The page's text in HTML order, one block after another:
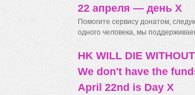
22 апреля — день X
Помогите сервису донатом,
одного человека, мы
HK WILL DIE
We don't have the
April 22nd is Day X